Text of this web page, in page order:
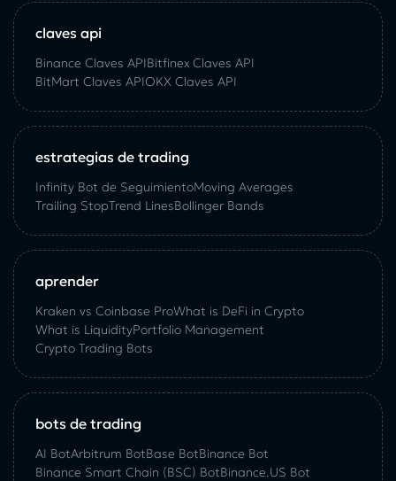
claves api
Binance Claves APIBitfinex Claves API
BitMart Claves APIOKX Claves API
estrategias de trading
Infinity Bot de SeguimientoMoving Averages
Trailing StopTrend LinesBollinger Bands
aprender
Kraken vs Coinbase ProWhat is DeFi in Crypto
What is LiquidityPortfolio Management
Crypto Trading Bots
bots de trading
AI BotArbitrum BotBase BotBinance Bot
Binance Smart Chain (BSC) BotBinance.US Bot